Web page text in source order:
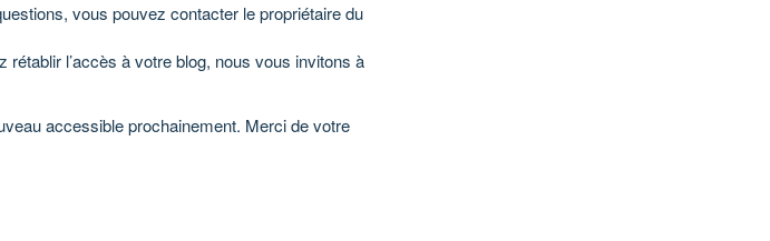
vous pouvez contacter le propriétaire du
rétablir l’accès à votre blog, nous vous invitons à
accessible prochainement. Merci de votre